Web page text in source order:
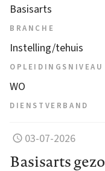
Basisarts
BRANCHE
Instelling/tehuis
OPLEIDINGSNIVEAU
WO
DIENSTVERBAND
03-07-2026
Basisarts